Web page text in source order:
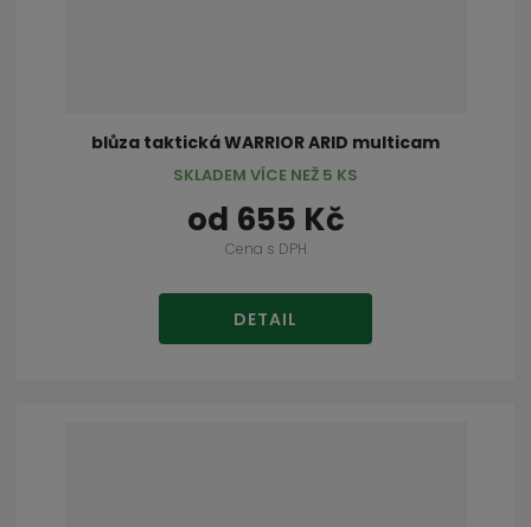
blůza taktická WARRIOR ARID multicam
od 655 Kč
Cena s DPH
DETAIL
SKLADEM VÍCE NEŽ 5 KS